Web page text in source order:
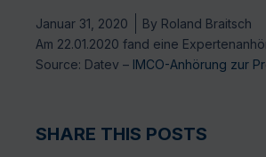
Januar 31, 2020 By Roland Braitsch
Am 22.01.2020 fand eine
Source: Datev – IMCO-Anhörung zur
SHARE THIS POSTS